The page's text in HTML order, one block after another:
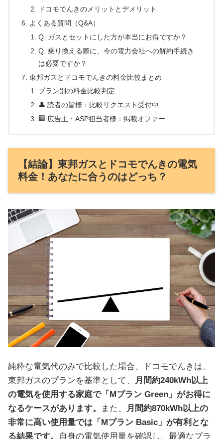
ドコモでんきのメリットとデメリット
よくある質問（Q&A）
Q. ガスとセットにした方が本当にお得ですか？
Q. 乗り換える際に、今の電力会社への解約手続き
は必要ですか？
東邦ガスとドコモでんきの料金比較まとめ
プラン別の料金比較判定
👤 読者の皆様：比較リクエスト受付中
🏢 広告主・ASP担当者様：掲載オファー
【結論】東邦ガスとドコモでんきの電気
料金！あなたに合うのはどっち？
純粋な電気代のみで比較した場合、ドコモでんきは、
東邦ガスのプランを基準として、
月間約240kWh以上
の電気を使用する家庭で「Mプラン Green」がお得に
なるケースがあります。
また、
月間約870kWh以上の
非常に高い使用量では「Mプラン Basic」が有利とな
る結果です。
自身の電気使用量を確認し、最適なプラ